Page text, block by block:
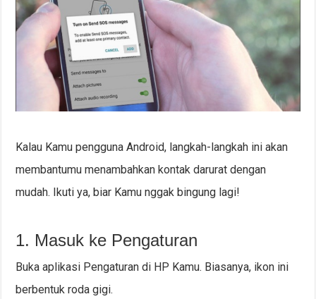
Kalau Kamu pengguna Android, langkah-langkah ini akan
membantumu menambahkan kontak darurat dengan
mudah. Ikuti ya, biar Kamu nggak bingung lagi!
1. Masuk ke Pengaturan
Buka aplikasi Pengaturan di HP Kamu. Biasanya, ikon ini
berbentuk roda gigi.